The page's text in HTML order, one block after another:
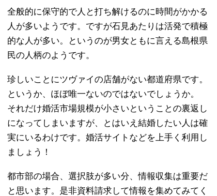
全般的に保守的で人と打ち解けるのに時間がかかる
人が多いようです。ですが石見あたりは活発で積極
的な人が多い。というのが男女ともに言える島根県
民の人柄のようです。
珍しいことにツヴァイの店舗がない都道府県です。
というか、ほぼ唯一ないのではないでしょうか。
それだけ婚活市場規模が小さいということの裏返し
になってしまいますが、とはいえ結婚したい人は確
実にいるわけです。婚活サイトなどを上手く利用し
ましょう！
都市部の場合、選択肢が多い分、情報収集は重要だ
と思います。是非資料請求して情報を集めてみてく